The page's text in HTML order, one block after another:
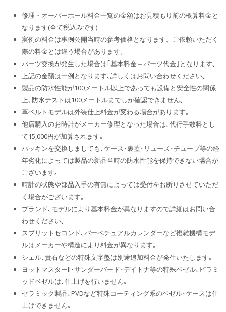
修理・オーバーホール料金一覧の金額はお見積もり前の概算料金と
なります(全て税込みです)
実例の料金は事例公開当時の参考価格となります。ご依頼いただく
際の料金とは違う場合があります。
パーツ交換が発生した場合は｢基本料金＋パーツ代金｣となります｡
上記の金額は一例となります､詳しくはお問い合わせください｡
製品の防水性能が100メートル以上であっても設備と安全性の関係
上､防水テストは100メートルまでしか確認できません｡
革ベルトモデルは外装仕上料金が変わる場合があります｡
他店購入のお時計がメーカー修理となった場合は､代行手数料とし
て15,000円が加算されます｡
パッキンを交換しましても､ケース･裏蓋･リューズ･チューブ等の経
年劣化によっては製品の新品当時の防水性能を保持できない場合が
ございます｡
時計の状態や部品入手の有無によっては受付をお断りさせていただ
く場合がございます｡
ブランド､モデルにより基本料金が異なりますので詳細はお問い合
わせください｡
スプリットセコンド､パーペチュアルカレンダーなど複雑機構モデ
ルはメーカーや構造により料金が異なります｡
シェル､貴石などの特殊文字盤は別途追加料金が発生いたします｡
ヨットマスターII･サンダーバード･デイトナ等の特殊ベゼル､ピラミ
ッドベゼルは､仕上げを行いません｡
セラミック製品､PVDなど特殊コーティング系のベゼル･ケースは仕
上げできません｡